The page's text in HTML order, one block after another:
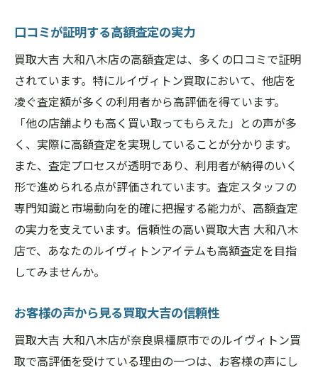
口コミが証明する高額査定の実力
買取大吉 大和八木店の高額査定は、多くの口コミで証明
されています。特にルイヴィトン買取において、他店を
凌ぐ査定額が多くの利用者から高評価を得ています。
「他の店舗よりも高く買い取ってもらえた」との声が多
く、実際に高額査定を実現していることが分かります。
また、査定プロセスが透明であり、利用者が納得のいく
形で進められる点が評価されています。査定スタッフの
専門知識と市場動向を的確に把握する能力が、高額査定
の実力を支えています。信頼性の高い買取大吉 大和八木
店で、あなたのルイヴィトンアイテムも高額査定を目指
してみませんか。
お客様の声から見る買取大吉の信頼性
買取大吉 大和八木店が奈良県橿原市でのルイヴィトン買
取で高評価を受けている理由の一つは、お客様の声にし